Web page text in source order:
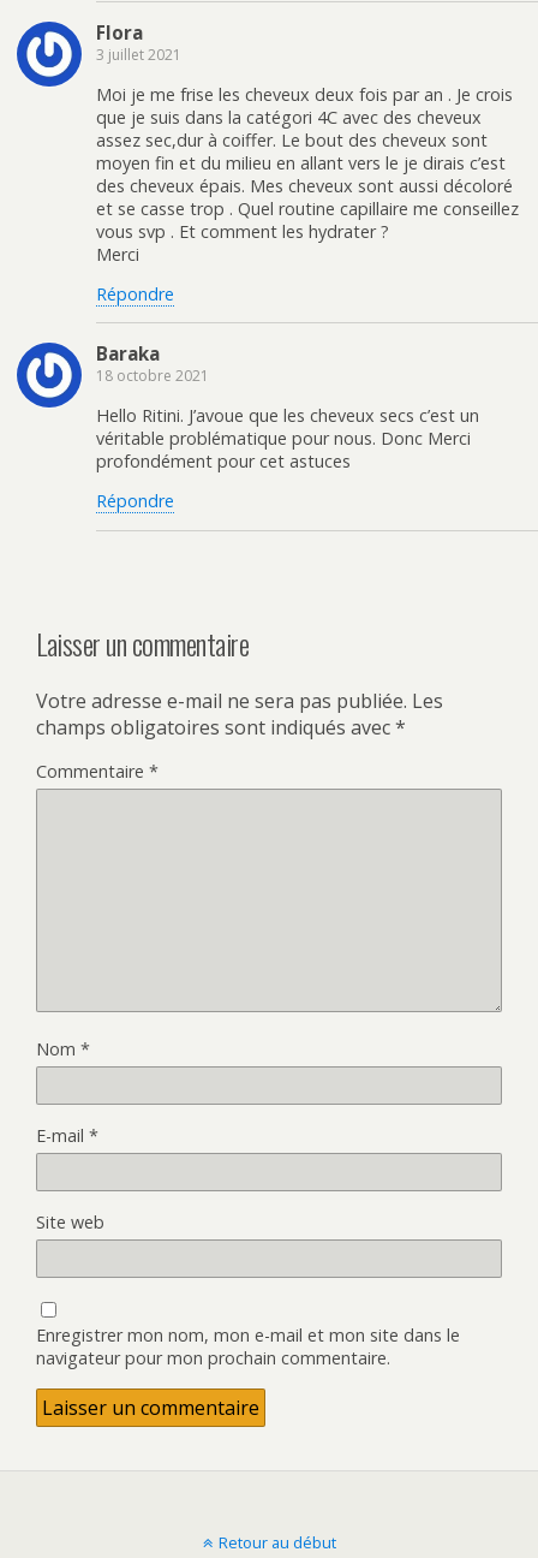
Flora
3 juillet 2021
Moi je me frise les cheveux deux fois par an . Je crois
que je suis dans la catégori 4C avec des cheveux
assez sec,dur à coiffer. Le bout des cheveux sont
moyen fin et du milieu en allant vers le je dirais c’est
des cheveux épais. Mes cheveux sont aussi décoloré
et se casse trop . Quel routine capillaire me conseillez
vous svp . Et comment les hydrater ?
Merci
Répondre
Baraka
18 octobre 2021
Hello Ritini. J’avoue que les cheveux secs c’est un
véritable problématique pour nous. Donc Merci
profondément pour cet astuces
Répondre
Laisser un commentaire
Votre adresse e-mail ne sera pas publiée. Les
champs obligatoires sont indiqués avec*
Commentaire *
Nom *
E-mail *
Site web
Enregistrer mon nom, mon e-mail et mon site dans le
navigateur pour mon prochain commentaire.
Retour au début